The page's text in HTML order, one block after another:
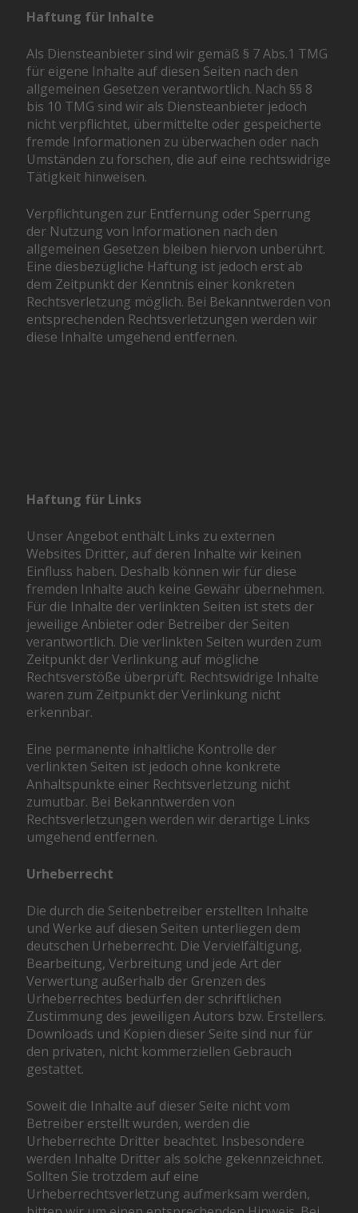
Haftung für Inhalte
Als Diensteanbieter sind wir gemäß § 7 Abs.1 TMG
für eigene Inhalte auf diesen Seiten nach den
allgemeinen Gesetzen verantwortlich. Nach §§ 8
bis 10 TMG sind wir als Diensteanbieter jedoch
nicht verpflichtet, übermittelte oder gespeicherte
fremde Informationen zu überwachen oder nach
Umständen zu forschen, die auf eine rechtswidrige
Tätigkeit hinweisen.
Verpflichtungen zur Entfernung oder Sperrung
der Nutzung von Informationen nach den
allgemeinen Gesetzen bleiben hiervon unberührt.
Eine diesbezügliche Haftung ist jedoch erst ab
dem Zeitpunkt der Kenntnis einer konkreten
Rechtsverletzung möglich. Bei Bekanntwerden von
entsprechenden Rechtsverletzungen werden wir
diese Inhalte umgehend entfernen.
Haftung für Links
Unser Angebot enthält Links zu externen
Websites Dritter, auf deren Inhalte wir keinen
Einfluss haben. Deshalb können wir für diese
fremden Inhalte auch keine Gewähr übernehmen.
Für die Inhalte der verlinkten Seiten ist stets der
jeweilige Anbieter oder Betreiber der Seiten
verantwortlich. Die verlinkten Seiten wurden zum
Zeitpunkt der Verlinkung auf mögliche
Rechtsverstöße überprüft. Rechtswidrige Inhalte
waren zum Zeitpunkt der Verlinkung nicht
erkennbar.
Eine permanente inhaltliche Kontrolle der
verlinkten Seiten ist jedoch ohne konkrete
Anhaltspunkte einer Rechtsverletzung nicht
zumutbar. Bei Bekanntwerden von
Rechtsverletzungen werden wir derartige Links
umgehend entfernen.
Urheberrecht
Die durch die Seitenbetreiber erstellten Inhalte
und Werke auf diesen Seiten unterliegen dem
deutschen Urheberrecht. Die Vervielfältigung,
Bearbeitung, Verbreitung und jede Art der
Verwertung außerhalb der Grenzen des
Urheberrechtes bedürfen der schriftlichen
Zustimmung des jeweiligen Autors bzw. Erstellers.
Downloads und Kopien dieser Seite sind nur für
den privaten, nicht kommerziellen Gebrauch
gestattet.
Soweit die Inhalte auf dieser Seite nicht vom
Betreiber erstellt wurden, werden die
Urheberrechte Dritter beachtet. Insbesondere
werden Inhalte Dritter als solche gekennzeichnet.
Sollten Sie trotzdem auf eine
Urheberrechtsverletzung aufmerksam werden,